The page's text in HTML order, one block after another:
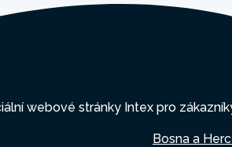
webové stránky Intex pro
Bosna a